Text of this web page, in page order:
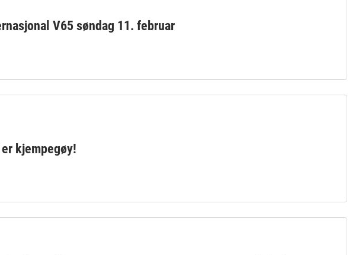
V65 søndag 11. februar
er kjempegøy!